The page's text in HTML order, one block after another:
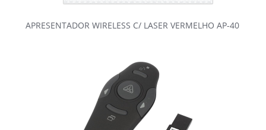
APRESENTADOR WIRELESS C/ LASER VERMELHO AP-40